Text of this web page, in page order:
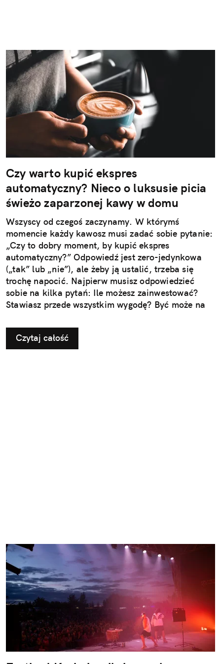
Czy warto kupić ekspres
automatyczny? Nieco o luksusie picia
świeżo zaparzonej kawy w domu
Wszyscy od czegoś zaczynamy. W którymś
momencie każdy kawosz musi zadać sobie pytanie:
„Czy to dobry moment, by kupić ekspres
automatyczny?” Odpowiedź jest zero-jedynkowa
(„tak” lub „nie”), ale żeby ją ustalić, trzeba się
trochę napocić. Najpierw musisz odpowiedzieć
sobie na kilka pytań: Ile możesz zainwestować?
Stawiasz przede wszystkim wygodę? Być może na
jesteś w stanie poświęcić z tego powodu odrobinę
komfortu? Zanim zacznie Ci się od tego kręcić w
głowie, uspokój się i pamiętaj: służymy pomocą!
Czytaj całość